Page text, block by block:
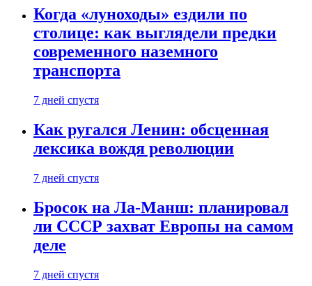
Когда «луноходы» ездили по
столице: как выглядели предки
современного наземного
транспорта
7 дней спустя
Как ругался Ленин: обсценная
лексика вождя революции
7 дней спустя
Бросок на Ла-Манш: планировал
ли СССР захват Европы на самом
деле
7 дней спустя